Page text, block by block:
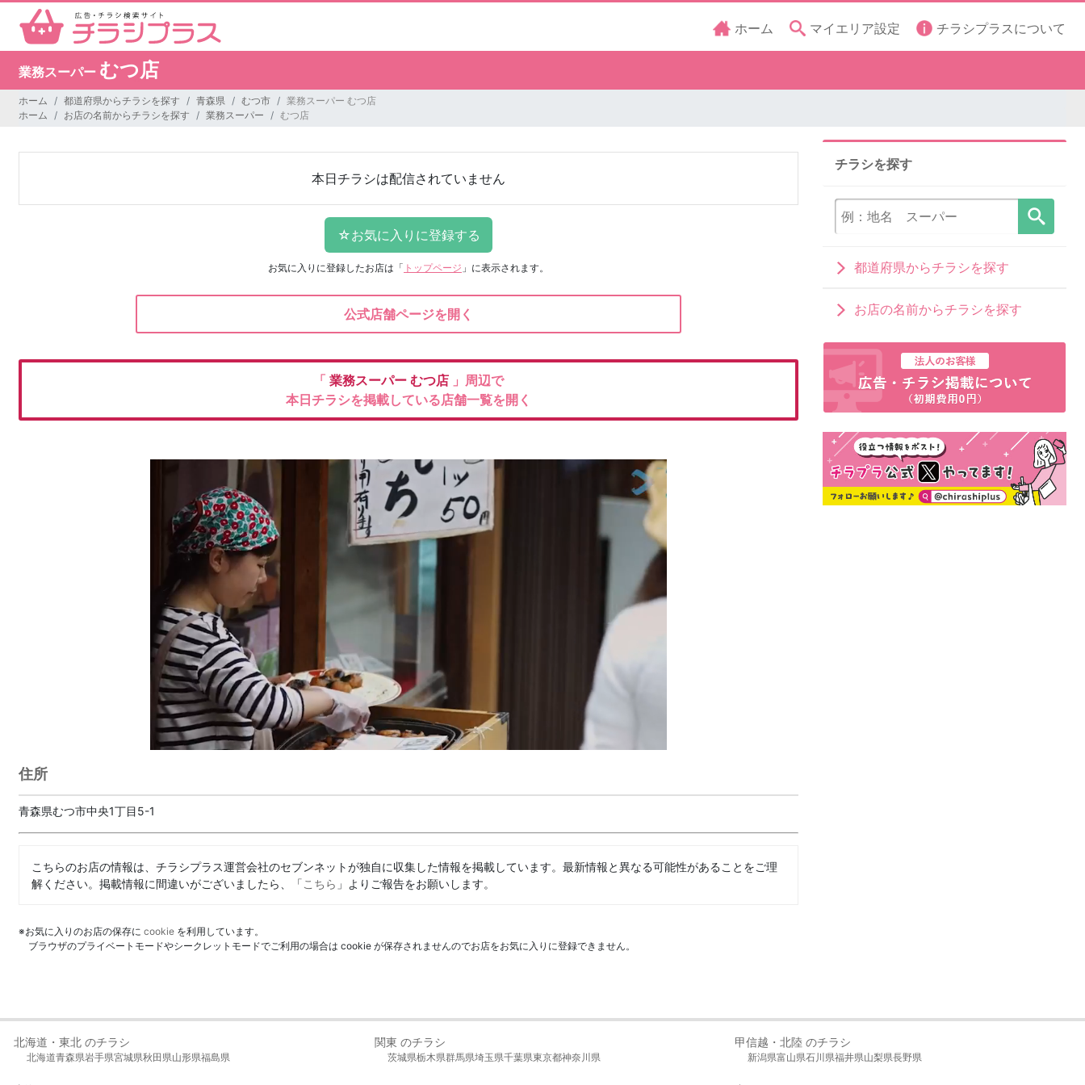
ホーム マイエリア設定 チラシプラスについて
業務スーパー むつ店
ホーム 都道府県からチラシを探す 青森県 むつ市
業務スーパー むつ店
ホーム
お店の名前からチラシを探す 業務スーパー むつ店
本日チラシは配信されていません
お気に入りに登録したお店は 「 トップページ 」に表示されます。
公式店舗ページを開く
「 業務スーパー むつ店 」周辺で
本日チラシを掲載している店舗一覧を開く
住所
青森県むつ市中央1丁目5-1
こちらのお店の情報は、チラシプラス運営会社のセブンネットが独自に収集した情報を掲載しています。最新情報と異なる可能性があることをご理
解ください。掲載情報に間違いがございましたら、「こちら 」よりご報告をお願いします。
※お気に入りのお店の保存に cookie を利用しています。
ブラウザのプライベートモードやシークレットモードでご利用の場合は cookie が保存されませんのでお店をお気に入りに登録できません。
チラシを探す
都道府県からチラシを探す
お店の名前からチラシを探す
北海道・東北 のチラシ
北海道青森県岩手県宮城県秋田県山形県福島県
関東 のチラシ
茨城県栃木県群馬県埼玉県千葉県東京都神奈川県
甲信越・北陸 のチラシ
新潟県富山県石川県福井県山梨県長野県